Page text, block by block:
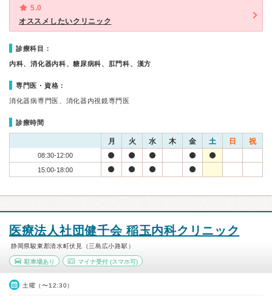
5.0
オススメしたいクリニック
診療科目：
内科、消化器内科、糖尿病科、肛門科、漢方
専門医・資格：
消化器病専門医、消化器内視鏡専門医
診療時間
月 火 水 木 金 土 日 祝
08:30-12:00
15:00-18:00
医療法人社団健千会 稲玉内科クリニック
静岡県駿東郡清水町伏見（三島広小路駅）
駐車場あり マイナ受付(スマホ可)
土曜（〜12:30）